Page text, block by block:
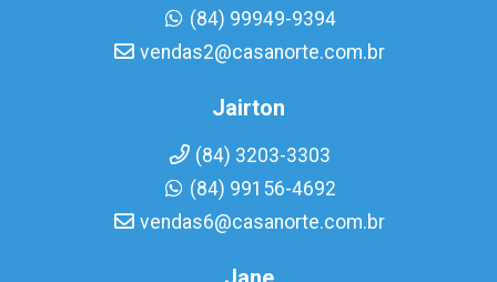
(84) 99949-9394
vendas2@casanorte.com.br
Jairton
(84) 3203-3303
(84) 99156-4692
vendas6@casanorte.com.br